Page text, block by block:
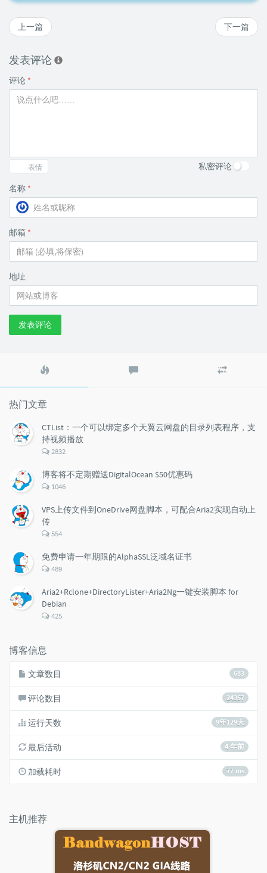
下一篇
上一篇
发表评论
评论 *
表情 私密评论
名称 *
邮箱 *
地址
发表评论
文
评
文
热门文章
CTList：一个可以绑定多个天翼云网盘的目录列表程序，支
持视频播放
评
数：
2832
博客将不定期赠送DigitalOcean $50优惠码
评
数：
1046
VPS上传文件到OneDrive网盘脚本，可配合Aria2实现自动上
传
评
数：
554
免费申请一年期限的AlphaSSL泛域名证书
评
数：
489
Aria2+Rclone+DirectoryLister+Aria2Ng一键安装脚本 for
Debian
评
425
博客信息
683
文章数目
24357
评论数目
9年129天
运行天数
4 年前
最后活动
77 ms
加载耗时
主机推荐